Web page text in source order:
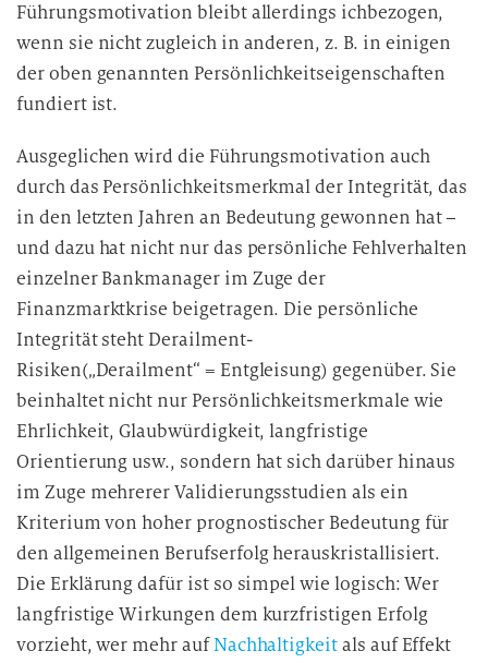
Führungsmotivation bleibt allerdings ichbezogen,
wenn sie nicht zugleich in anderen, z. B. in einigen
der oben genannten Persönlichkeitseigenschaften
fundiert ist.
Ausgeglichen wird die Führungsmotivation auch
durch das Persönlichkeitsmerkmal der Integrität, das
in den letzten Jahren an Bedeutung gewonnen hat –
und dazu hat nicht nur das persönliche Fehlverhalten
einzelner Bankmanager im Zuge der
Finanzmarktkrise beigetragen. Die persönliche
Integrität steht Derailment-
Risiken(„Derailment“ = Entgleisung) gegenüber. Sie
beinhaltet nicht nur Persönlichkeitsmerkmale wie
Ehrlichkeit, Glaubwürdigkeit, langfristige
Orientierung usw., sondern hat sich darüber hinaus
im Zuge mehrerer Validierungsstudien als ein
Kriterium von hoher prognostischer Bedeutung für
den allgemeinen Berufserfolg herauskristallisiert.
Die Erklärung dafür ist so simpel wie logisch: Wer
langfristige Wirkungen dem kurzfristigen Erfolg
vorzieht, wer mehr aufNachhaltigkeitals auf Effekt